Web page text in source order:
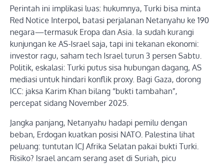
Perintah ini implikasi luas: hukumnya, Turki bisa minta
Red Notice Interpol, batasi perjalanan Netanyahu ke 190
negara—termasuk Eropa dan Asia. Ia sudah kurangi
kunjungan ke AS-Israel saja, tapi ini tekanan ekonomi:
investor ragu, saham tech Israel turun 3 persen Sabtu.
Politik, eskalasi: Turki putus sisa hubungan dagang, AS
mediasi untuk hindari konflik proxy. Bagi Gaza, dorong
ICC: jaksa Karim Khan bilang “bukti tambahan”,
percepat sidang November 2025.
Jangka panjang, Netanyahu hadapi pemilu dengan
beban, Erdogan kuatkan posisi NATO. Palestina lihat
peluang: tuntutan ICJ Afrika Selatan pakai bukti Turki.
Risiko? Israel ancam serang aset di Suriah, picu